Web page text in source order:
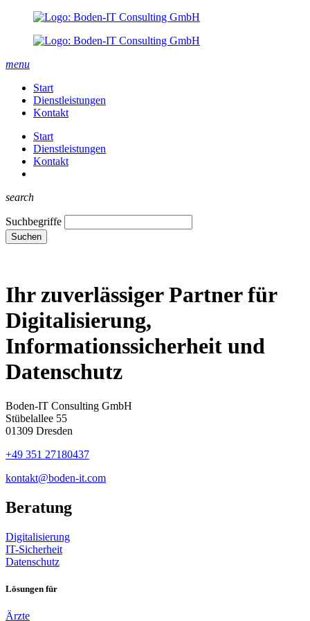
menu
Start
Dienstleistungen
Kontakt
Start
Dienstleistungen
Kontakt
search
Suchbegriffe
Suchen
Ihr zuverlässiger Partner für
Digitalisierung,
Informationssicherheit und
Datenschutz
Boden-IT Consulting GmbH
Stübelallee 55
01309 Dresden
+49 351 27180437
kontakt@boden-it.com
Beratung
Digitalisierung
IT-Sicherheit
Datenschutz
Lösungen für
Ärzte